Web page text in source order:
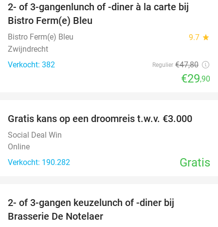
37%
2- of 3-gangenlunch of -diner à la carte bij
Bistro Ferm(e) Bleu
Bistro Ferm(e) Bleu 9.7 star
Zwijndrecht
Verkocht: 382
Regulier €47,80
€29,90
Gratis kans op een droomreis t.w.v. €3.000
Social Deal Win
Online
Verkocht: 190.282
Gratis
2- of 3-gangen keuzelunch of -diner bij
Brasserie De Notelaer